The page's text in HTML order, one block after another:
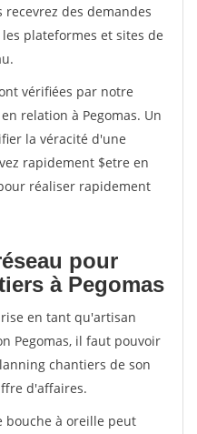
des demandes
plateformes et sites de
vérifiées par notre
relation à Pegomas. Un
la véracité d'une
rapidement $etre en
réaliser rapidement
pour
à Pegomas
en tant qu'artisan
Pegomas, il faut pouvoir
chantiers de son
d'affaires.
bouche à oreille peut